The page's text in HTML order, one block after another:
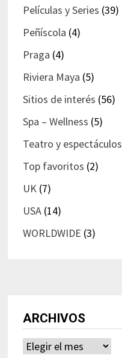
Películas y Series (39)
Peñíscola (4)
Praga (4)
Riviera Maya (5)
Sitios de interés (56)
Spa – Wellness (5)
Teatro y espectáculos
Top favoritos (2)
UK (7)
USA(14)
WORLDWIDE (3)
ARCHIVOS
Archivos